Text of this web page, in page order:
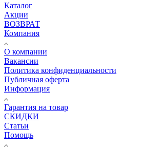
Каталог
Акции
ВОЗВРАТ
Компания
О компании
Вакансии
Политика конфиденциальности
Публичная оферта
Информация
Гарантия на товар
СКИДКИ
Статьи
Помощь